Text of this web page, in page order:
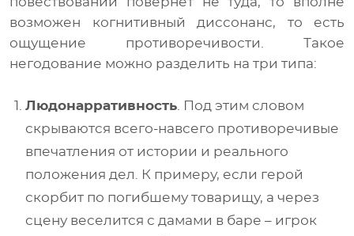
возможен когнитивный диссонанс, то есть
ощущение противоречивости. Такое
негодование можно разделить на три типа:
Людонарративность . Под этим словом
скрываются всего-навсего противоречивые
впечатления от истории и реального
положения дел. К примеру, если герой
скорбит по погибшему товарищу, а через
сцену веселится с дамами в баре – игрок